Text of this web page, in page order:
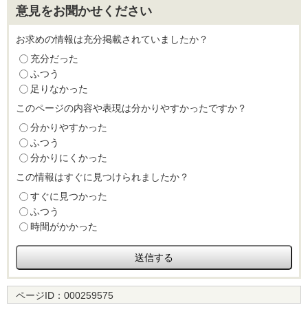
意見をお聞かせください
お求めの情報は充分掲載されていましたか？
充分だった
ふつう
足りなかった
このページの内容や表現は分かりやすかったですか？
分かりやすかった
ふつう
分かりにくかった
この情報はすぐに見つけられましたか？
すぐに見つかった
ふつう
時間がかかった
ページID： 000259575